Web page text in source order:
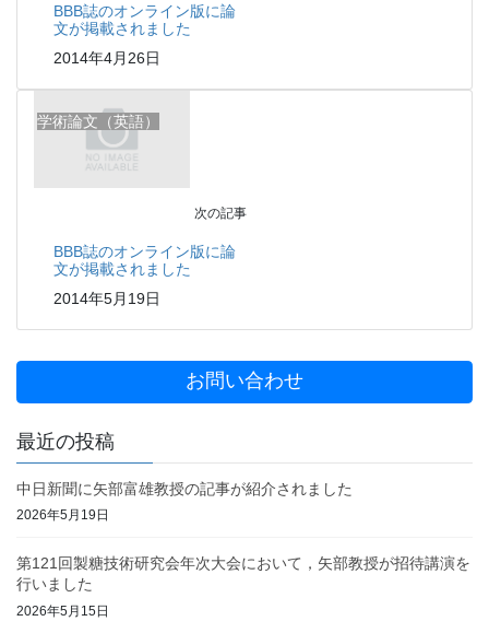
BBB誌のオンライン版に論
文が掲載されました
2014年4月26日
学術論文（英語）
次の記事
BBB誌のオンライン版に論
文が掲載されました
2014年5月19日
お問い合わせ
最近の投稿
中日新聞に矢部富雄教授の記事が紹介されました
2026年5月19日
第121回製糖技術研究会年次大会において，矢部教授が招待講演を
行いました
2026年5月15日